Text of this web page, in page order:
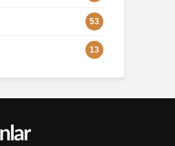
53
13